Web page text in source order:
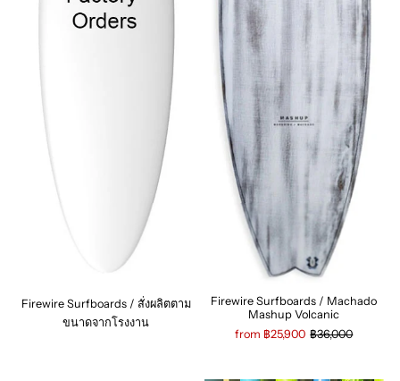
Firewire Surfboards / สั่งผลิตตาม
ขนาดจากโรงงาน
Firewire Surfboards / Machado
Mashup Volcanic
from ฿25,900 ฿36,000